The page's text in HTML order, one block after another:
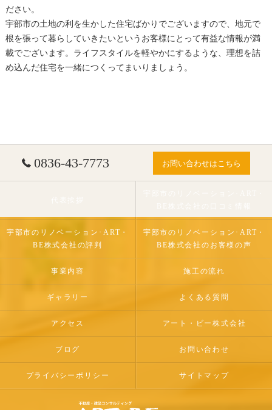
ださい。
宇部市の土地の利を生かした住宅ばかりでございますので、地元で
根を張って暮らしていきたいというお客様にとって有益な情報が満
載でございます。ライフスタイルを軽やかにするような、理想を詰
め込んだ住宅を一緒につくってまいりましょう。
0836-43-7773 お問い合わせはこちら
宇部市のリノベーション･ART・
BE株式会社の評判
宇部市のリノベーション･ART・
BE株式会社のお客様の声
事業内容 施工の流れ
ギャラリー よくある質問
アクセス アート・ビー株式会社
ブログ お問い合わせ
プライバシーポリシー サイトマップ